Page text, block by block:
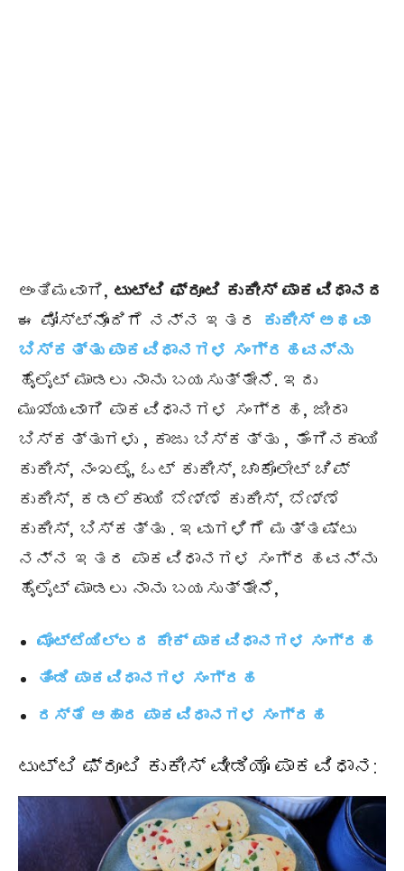
ಅಂತಿಮವಾಗಿ, ಟುಟ್ಟಿ ಫ್ರೂಟಿ ಕುಕೀಸ್ ಪಾಕವಿಧಾನದ
ಈ ಪೋಸ್ಟ್‌ನೊಂದಿಗೆ ನನ್ನ ಇತರ
ಕುಕೀಸ್ ಅಥವಾ
ಬಿಸ್ಕತ್ತು ಪಾಕವಿಧಾನಗಳ ಸಂಗ್ರಹವನ್ನು
ಹೈಲೈಟ್ ಮಾಡಲು ನಾನು ಬಯಸುತ್ತೇನೆ. ಇದು
ಮುಖ್ಯವಾಗಿ ಪಾಕವಿಧಾನಗಳ ಸಂಗ್ರಹ, ಜೀರಾ
ಬಿಸ್ಕತ್ತುಗಳು , ಕಾಜು ಬಿಸ್ಕತ್ತು , ತೆಂಗಿನಕಾಯಿ
ಕುಕೀಸ್, ನಂಖಟೈ, ಓಟ್ ಕುಕೀಸ್, ಚಾಕೊಲೇಟ್ ಚಿಪ್
ಕುಕೀಸ್, ಕಡಲೆಕಾಯಿ ಬೆಣ್ಣೆ ಕುಕೀಸ್, ಬೆಣ್ಣೆ
ಕುಕೀಸ್, ಬಿಸ್ಕತ್ತು . ಇವುಗಳಿಗೆ ಮತ್ತಷ್ಟು
ನನ್ನ ಇತರ ಪಾಕವಿಧಾನಗಳ ಸಂಗ್ರಹವನ್ನು
ಹೈಲೈಟ್ ಮಾಡಲು ನಾನು ಬಯಸುತ್ತೇನೆ,
ಮೊಟ್ಟೆಯಿಲ್ಲದ ಕೇಕ್ ಪಾಕವಿಧಾನಗಳ ಸಂಗ್ರಹ
ತಿಂಡಿ ಪಾಕವಿಧಾನಗಳ ಸಂಗ್ರಹ
ರಸ್ತೆ ಆಹಾರ ಪಾಕವಿಧಾನಗಳ ಸಂಗ್ರಹ
ಟುಟ್ಟಿ ಫ್ರೂಟಿ ಕುಕೀಸ್ ವೀಡಿಯೊ ಪಾಕವಿಧಾನ: